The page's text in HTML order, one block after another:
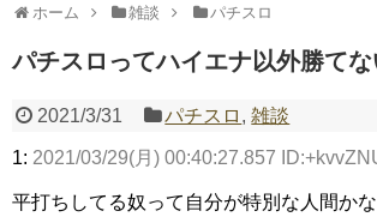
いヤバいか教えて？...
Powered by livedoor 相互RSS
ホーム 雑談 パチスロ
パチスロってハイエナ以外勝て
2021/3/31 パチスロ ,雑談
1: 2021/03/29(月) 00:40:27.857
平打ちしてる奴って自分が特別な人間か